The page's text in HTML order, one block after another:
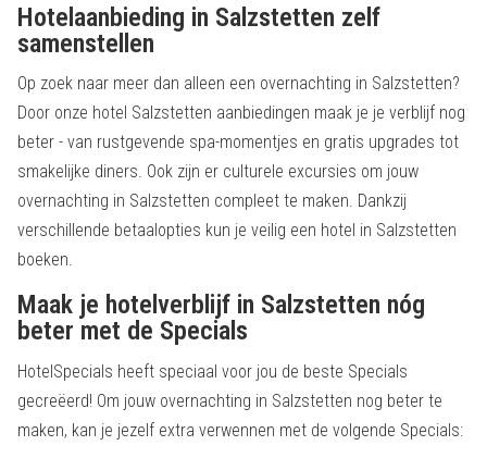
Hotelaanbieding in Salzstetten zelf
samenstellen
Op zoek naar meer dan alleen een overnachting in Salzstetten?
Door onze hotel Salzstetten aanbiedingen maak je je verblijf nog
beter - van rustgevende spa-momentjes en gratis upgrades tot
smakelijke diners. Ook zijn er culturele excursies om jouw
overnachting in Salzstetten compleet te maken. Dankzij
verschillende betaalopties kun je veilig een hotel in Salzstetten
boeken.
Maak je hotelverblijf in Salzstetten nóg
beter met de Specials
HotelSpecials heeft speciaal voor jou de beste Specials
gecreëerd! Om jouw overnachting in Salzstetten nog beter te
maken, kan je jezelf extra verwennen met de volgende Specials: